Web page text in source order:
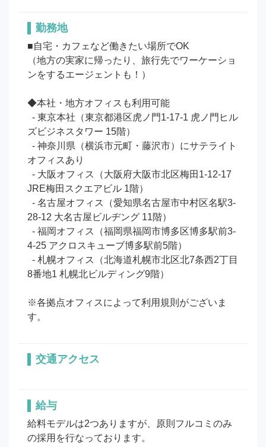
勤務地
■自宅・カフェなど働きたい場所でOK
（地方の実家に帰ったり、旅行先でワーケーショ
ンをするエージェントも！）
◆本社・地方オフィスも利用可能
ズビジネスタワー 15階）
オフィスあり
JRE梅田スクエアビル 1階）
28-12 大名古屋ビルヂング 11階）
4-25 アクロスキューブ博多駅前5階）
8番地1 札幌北ビルディング9階）
※各拠点オフィスによって利用規則がございま
す。
交通アクセス
給与
給料モデルは2つありますが、原則フルコミのみ
の採用を行なっております。